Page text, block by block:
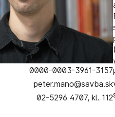
0000-0003-3961-3157
peter.mano@savba.sk
02-5296 4707, kl. 112